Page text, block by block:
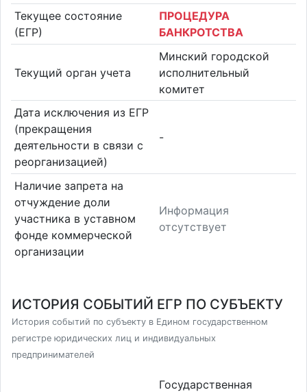
Текущее состояние
(ЕГР)
ПРОЦЕДУРА
БАНКРОТСТВА
Текущий орган учета
Минский городской
исполнительный
комитет
Дата исключения из ЕГР
(прекращения
деятельности в связи с
реорганизацией)
-
Наличие запрета на
отчуждение доли
участника в уставном
фонде коммерческой
организации
Информация
отсутствует
ИСТОРИЯ СОБЫТИЙ ЕГР ПО СУБЪЕКТУ
История событий по субъекту в Едином государственном
регистре юридических лиц и индивидуальных
предпринимателей
Государственная